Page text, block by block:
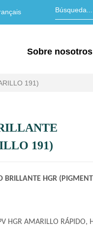
Sobre nosotros
191)
191)